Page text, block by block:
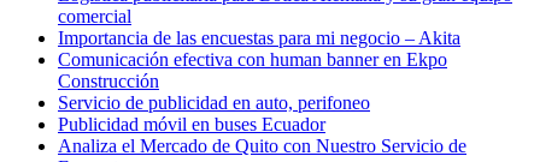
comercial
Importancia de las encuestas para mi negocio – Akita
Comunicación efectiva con human banner en Ekpo
Construcción
Servicio de publicidad en auto, perifoneo
Publicidad móvil en buses Ecuador
Analiza el Mercado de Quito con Nuestro Servicio de